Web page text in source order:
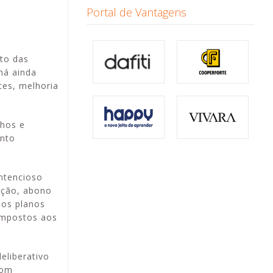
das
ainda
melhoria
e
abono
planos
aos
Portal de Vantagens